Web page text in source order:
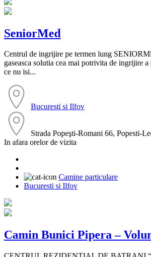
SeniorMed
Centrul de ingrijire pe termen lung
gaseasca solutia cea mai potrivita de ingrijire
ce nu isi...
Bucuresti si Ilfov
Strada Popeşti-Romani 66, Popesti-
In afara orelor de vizita
Camine particulare
Bucuresti si Ilfov
Camin Bunici Pipera –